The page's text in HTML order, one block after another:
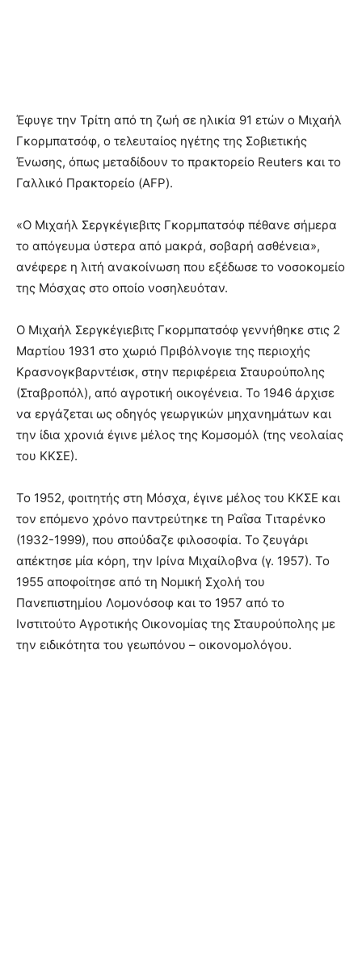
Έφυγε την Τρίτη από τη ζωή σε ηλικία 91 ετών ο Μιχαήλ
Γκορμπατσόφ, ο τελευταίος ηγέτης της Σοβιετικής
Ένωσης, όπως μεταδίδουν το πρακτορείο Reuters και το
Γαλλικό Πρακτορείο (AFP).
«Ο Μιχαήλ Σεργκέγιεβιτς Γκορμπατσόφ πέθανε σήμερα
το απόγευμα ύστερα από μακρά, σοβαρή ασθένεια»,
ανέφερε η λιτή ανακοίνωση που εξέδωσε το νοσοκομείο
της Μόσχας στο οποίο νοσηλευόταν.
O Μιχαήλ Σεργκέγιεβιτς Γκορμπατσόφ γεννήθηκε στις 2
Μαρτίου 1931 στο χωριό Πριβόλνογιε της περιοχής
Κρασνογκβαρντέισκ, στην περιφέρεια Σταυρούπολης
(Σταβροπόλ), από αγροτική οικογένεια. Το 1946 άρχισε
να εργάζεται ως οδηγός γεωργικών μηχανημάτων και
την ίδια χρονιά έγινε μέλος της Κομσομόλ (της νεολαίας
του ΚΚΣΕ).
Το 1952, φοιτητής στη Μόσχα, έγινε μέλος του ΚΚΣΕ και
τον επόμενο χρόνο παντρεύτηκε τη Ραΐσα Τιταρένκο
(1932-1999), που σπούδαζε φιλοσοφία. Το ζευγάρι
απέκτησε μία κόρη, την Ιρίνα Μιχαίλοβνα (γ. 1957). Το
1955 αποφοίτησε από τη Νομική Σχολή του
Πανεπιστημίου Λομονόσοφ και το 1957 από το
Ινστιτούτο Αγροτικής Οικονομίας της Σταυρούπολης με
την ειδικότητα του γεωπόνου – οικονομολόγου.